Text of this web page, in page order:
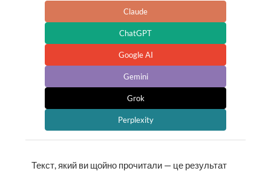
Claude
ChatGPT
Google AI
Gemini
Grok
Perplexity
Текст, який ви щойно прочитали — це результат